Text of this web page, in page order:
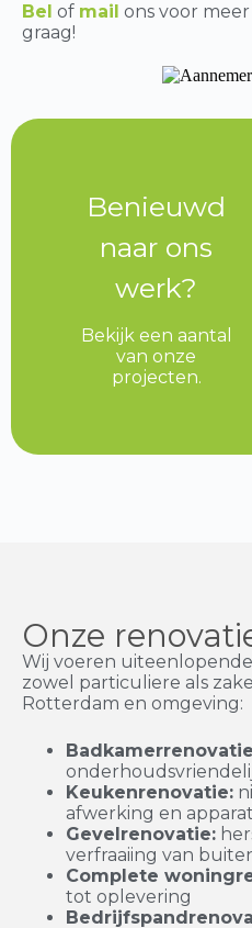
Bel of mail ons voor
graag!
Benieuwd
naar ons
werk?
Bekijk een aantal
van onze
projecten.
Onze
Wij voeren
zowel particuliere als
Rotterdam en omgeving:
Keukenrenovatie:
afwerking en
Gevelrenovatie:
verfraaiing van
Complete
tot oplevering